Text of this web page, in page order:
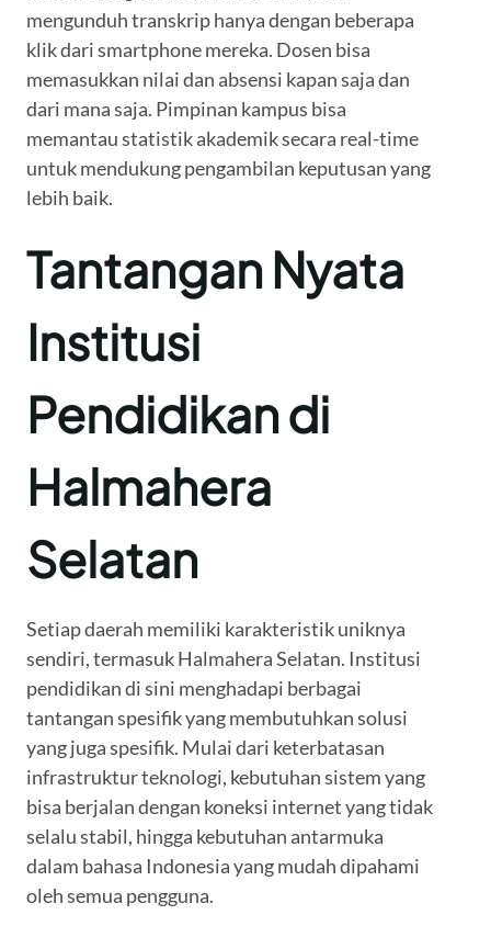
mengunduh transkrip hanya dengan beberapa
klik dari smartphone mereka. Dosen bisa
memasukkan nilai dan absensi kapan saja dan
dari mana saja. Pimpinan kampus bisa
memantau statistik akademik secara real-time
untuk mendukung pengambilan keputusan yang
lebih baik.
Tantangan Nyata
Institusi
Pendidikan di
Halmahera
Selatan
Setiap daerah memiliki karakteristik uniknya
sendiri, termasuk Halmahera Selatan. Institusi
pendidikan di sini menghadapi berbagai
tantangan spesifik yang membutuhkan solusi
yang juga spesifik. Mulai dari keterbatasan
infrastruktur teknologi, kebutuhan sistem yang
bisa berjalan dengan koneksi internet yang tidak
selalu stabil, hingga kebutuhan antarmuka
dalam bahasa Indonesia yang mudah dipahami
oleh semua pengguna.